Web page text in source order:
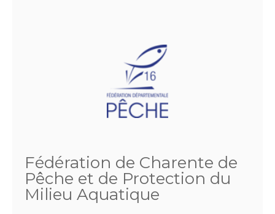
Fédération de Charente de
Pêche et de Protection du
Milieu Aquatique